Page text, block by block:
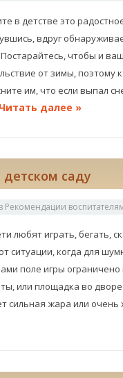
в детстве это
вдруг
Постарайтесь, чтобы и
от зимы, поэтому
им, что если выпал
Читать далее »
саду
в Рекомендации
любят играть, бегать,
ситуации, когда для
поле игры
или площадка во
сильная жара или